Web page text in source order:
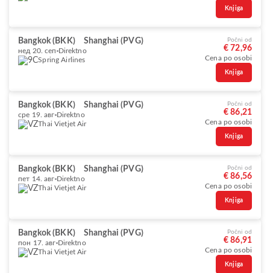
Knjiga
Bangkok (BKK) Shanghai (PVG)
нед 20. сеп Direktno
Spring Airlines
Počni od
€ 72,96
Cena po osobi
Knjiga
Bangkok (BKK) Shanghai (PVG)
сре 19. авг Direktno
Thai Vietjet Air
Počni od
€ 86,21
Cena po osobi
Knjiga
Bangkok (BKK) Shanghai (PVG)
пет 14. авг Direktno
Thai Vietjet Air
Počni od
€ 86,56
Cena po osobi
Knjiga
Bangkok (BKK) Shanghai (PVG)
пон 17. авг Direktno
Thai Vietjet Air
Počni od
€ 86,91
Cena po osobi
Knjiga